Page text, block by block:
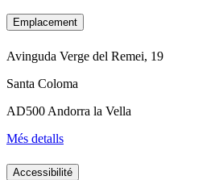
Emplacement
Avinguda Verge del Remei, 19
Santa Coloma
AD500 Andorra la Vella
Més detalls
Accessibilité